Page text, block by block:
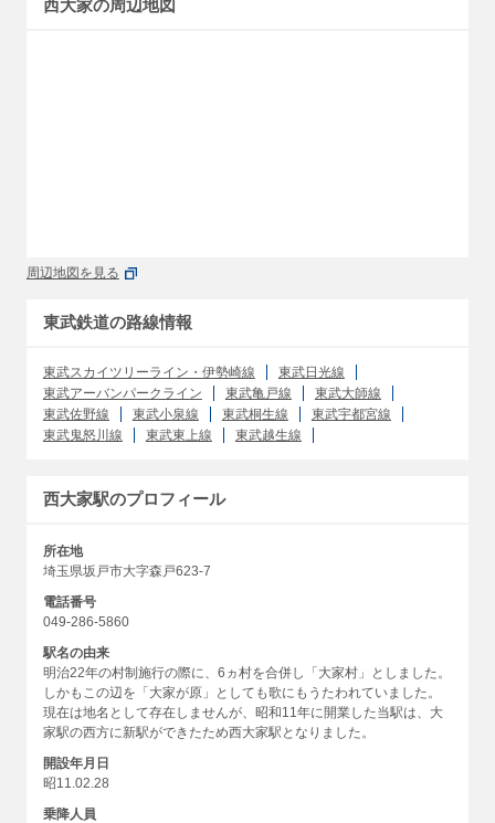
西大家の周辺地図
周辺地図を見る
東武鉄道の路線情報
東武スカイツリーライン・伊勢崎線
東武日光線
東武アーバンパークライン
東武亀戸線
東武大師線
東武佐野線
東武小泉線 東武桐生線
東武宇都宮線
東武鬼怒川線
東武東上線 東武越生線
西大家駅のプロフィール
所在地
埼玉県坂戸市大字森戸623-7
電話番号
049-286-5860
駅名の由来
明治22年の村制施行の際に、6ヵ村を合併し「大家村」としました。
しかもこの辺を「大家が原」としても歌にもうたわれていました。
現在は地名として存在しませんが、昭和11年に開業した当駅は、大
家駅の西方に新駅ができたため西大家駅となりました。
開設年月日
昭11.02.28
乗降人員